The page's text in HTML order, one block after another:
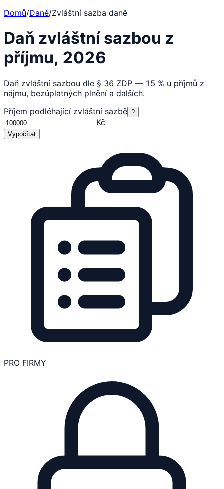
Domů/Daně/Zvláštní sazba daně
Daň zvláštní sazbou z
příjmu, 2026
Daň zvláštní sazbou dle § 36 ZDP — 15 % u příjmů z
nájmu, bezúplatných plnění a dalších.
Příjem podléhající zvláštní sazbě ?
Kč
Vypočítat
PRO FIRMY